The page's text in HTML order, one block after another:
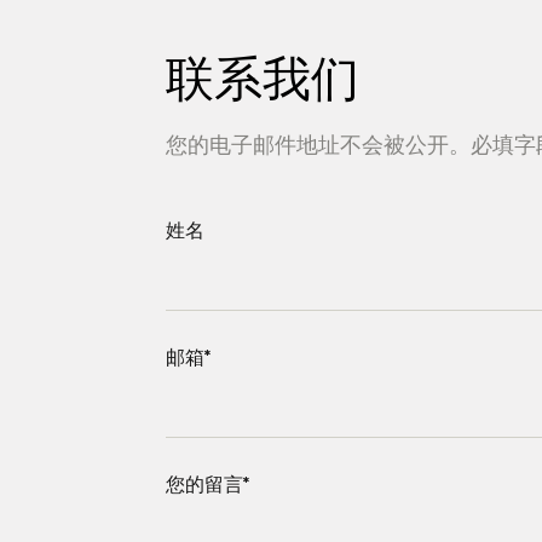
联系我们
您的电子邮件地址不会被公开。必填字
姓名
邮箱*
您的留言*